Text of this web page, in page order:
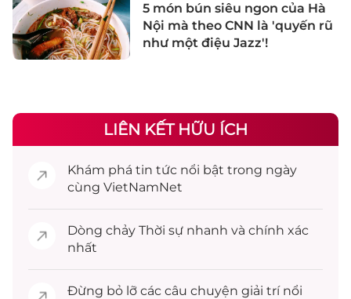
5 món bún siêu ngon của Hà
Nội mà theo CNN là 'quyến rũ
như một điệu Jazz'!
LIÊN KẾT HỮU ÍCH
Khám phá tin tức nổi bật trong ngày
cùng VietNamNet
Dòng chảy Thời sự nhanh và chính xác
nhất
Đừng bỏ lỡ các câu chuyện giải trínổi